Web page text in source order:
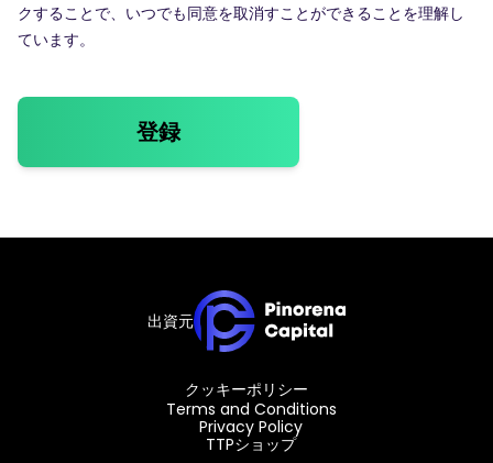
クすることで、いつでも同意を取消すことができることを理解し
ています。
登録
出資元
クッキーポリシー
Terms and Conditions
Privacy Policy
TTPショップ